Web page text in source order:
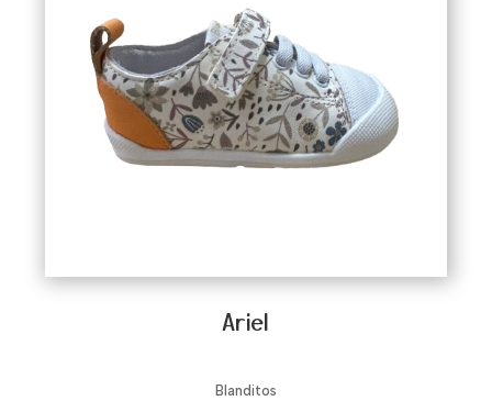
Ariel
Blanditos